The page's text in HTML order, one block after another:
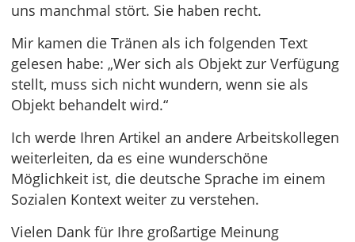
uns manchmal stört. Sie haben recht.
Mir kamen die Tränen als ich folgenden Text
gelesen habe: „Wer sich als Objekt zur Verfügung
stellt, muss sich nicht wundern, wenn sie als
Objekt behandelt wird.“
Ich werde Ihren Artikel an andere Arbeitskollegen
weiterleiten, da es eine wunderschöne
Möglichkeit ist, die deutsche Sprache im einem
Sozialen Kontext weiter zu verstehen.
Vielen Dank für Ihre großartige Meinung